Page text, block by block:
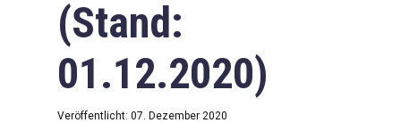
(Stand:
01.12.2020)
Veröffentlicht: 07. Dezember 2020